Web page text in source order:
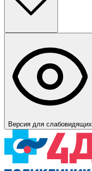
Версия для слабовидящих